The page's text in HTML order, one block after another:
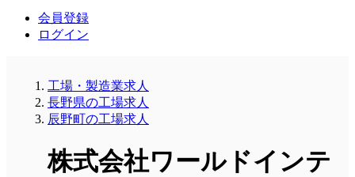
会員登録
ログイン
工場・製造業求人
長野県の工場求人
辰野町の工場求人
株式会社ワールドインテ